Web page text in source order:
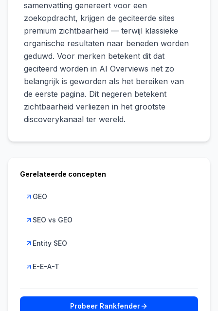
samenvatting genereert voor een
zoekopdracht, krijgen de geciteerde sites
premium zichtbaarheid — terwijl klassieke
organische resultaten naar beneden worden
geduwd. Voor merken betekent dit dat
geciteerd worden in AI Overviews net zo
belangrijk is geworden als het bereiken van
de eerste pagina. Dit negeren betekent
zichtbaarheid verliezen in het grootste
discoverykanaal ter wereld.
Gerelateerde concepten
GEO
SEO vs GEO
Entity SEO
E-E-A-T
Probeer Rankfender